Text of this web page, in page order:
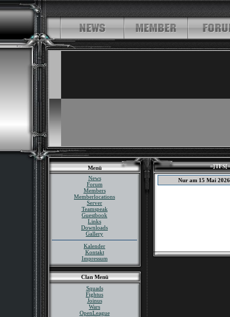
Menü
News
Forum
Members
Memberlocations
Server
Teamspeak
Guestbook
Links
Downloads
Gallery
Kalender
Kontakt
Impressum
Clan Menü
Squads
Fightus
Joinus
Wars
OpenLeague
Nur am 15 Mai 2026